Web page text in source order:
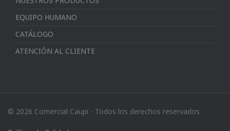
EQUIPO HUMANO
CATÁLOGO
ATENCIÓN AL CLIENTE
© 2026 Comercial Caupi - Todos los derechos reservados